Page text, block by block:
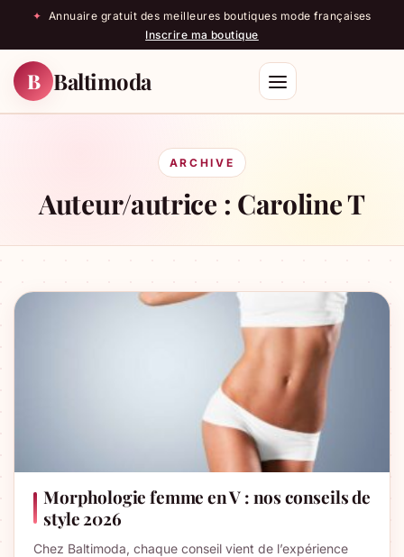
✦ Annuaire gratuit des meilleures boutiques mode françaises
Inscrire ma boutique
B Baltimoda
ARCHIVE
Auteur/autrice : Caroline T
Morphologie femme en V : nos conseils de
style 2026
Chez Baltimoda, chaque conseil vient de l’expérience